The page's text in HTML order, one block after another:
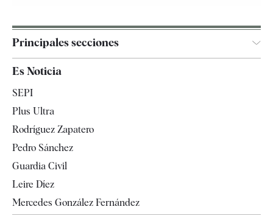
Principales secciones
España
Televisión
Es Noticia
SEPI
Plus Ultra
Rodríguez Zapatero
Pedro Sánchez
Guardia Civil
Leire Díez
Mercedes González Fernández